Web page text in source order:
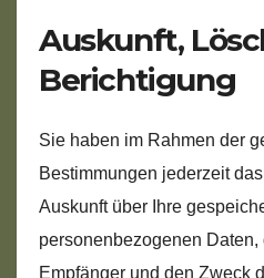
Auskunft,
Berichtigung
Sie haben im Rahmen der
Bestimmungen jederzeit
Auskunft über Ihre
personenbezogenen Daten,
Empfänger und den Zweck